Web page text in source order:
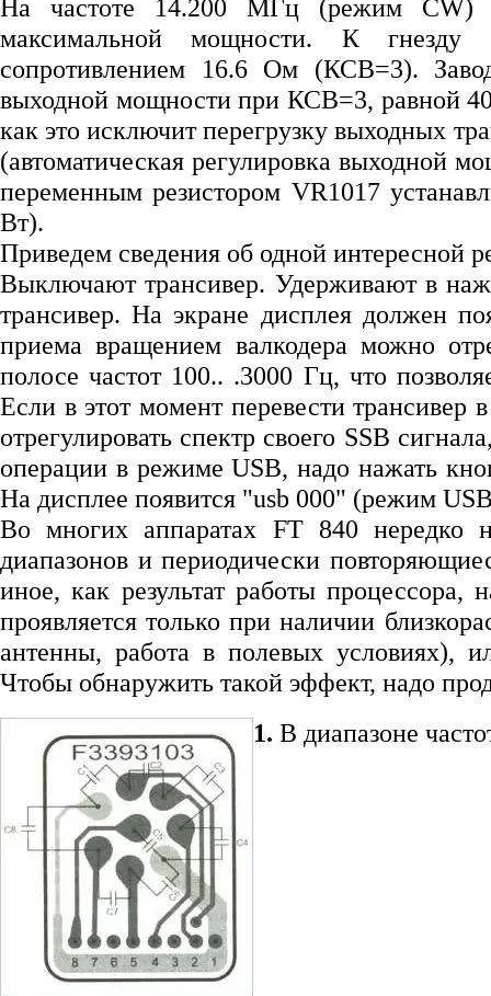
На частоте 14.200 МГц (режим CW)
максимальной мощности. К гнезду
сопротивлением 16.6 Ом (КСВ=3). Завод
выходной мощности при КСВ=3, равной 40
как это исключит перегрузку выходных
(автоматическая регулировка
переменным резистором VR1017
Вт).
Приведем сведения об одной интересной
Выключают трансивер. Удерживают в
трансивер. На экране дисплея должен
приема вращением валкодера можно
полосе частот 100.. .3000 Гц, что
Если в этот момент перевести трансивер
отрегулировать спектр своего SSB
операции в режиме USB, надо нажать
На дисплее появится "usb 000" (режим
Во многих аппаратах FT 840 нередко
диапазонов и периодически
иное, как результат работы
проявляется только при наличии
антенны, работа в полевых условиях),
Чтобы обнаружить такой эффект, надо
1. В диапазоне